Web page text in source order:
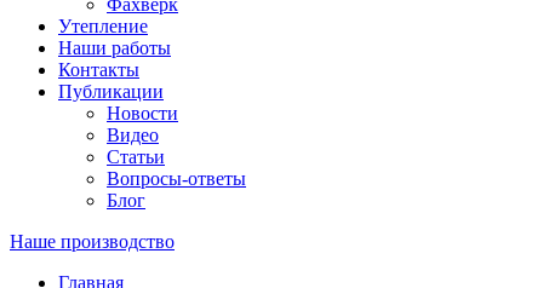
Фахверк
Утепление
Наши работы
Контакты
Публикации
Новости
Видео
Статьи
Вопросы-ответы
Блог
Наше производство
Главная